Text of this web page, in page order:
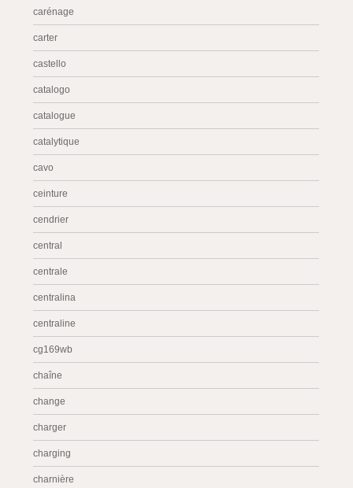
carénage
carter
castello
catalogo
catalogue
catalytique
cavo
ceinture
cendrier
central
centrale
centralina
centraline
cg169wb
chaîne
change
charger
charging
charnière